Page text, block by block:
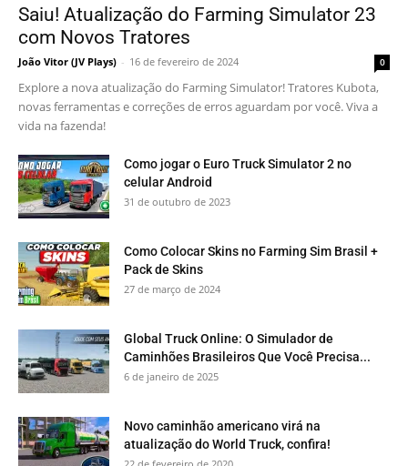
Saiu! Atualização do Farming Simulator 23
com Novos Tratores
João Vitor (JV Plays) - 16 de fevereiro de 2024 0
Explore a nova atualização do Farming Simulator! Tratores Kubota,
novas ferramentas e correções de erros aguardam por você. Viva a
vida na fazenda!
Como jogar o Euro Truck Simulator 2 no
celular Android
31 de outubro de 2023
Como Colocar Skins no Farming Sim Brasil +
Pack de Skins
27 de março de 2024
Global Truck Online: O Simulador de
Caminhões Brasileiros Que Você Precisa...
6 de janeiro de 2025
Novo caminhão americano virá na
atualização do World Truck, confira!